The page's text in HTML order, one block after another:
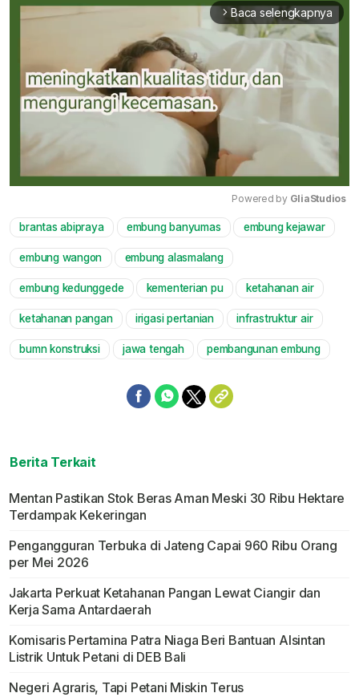
arrow_forward_ios Baca selengkapnya
Mute
Powered by GliaStudios
brantas abipraya embung banyumas embung kejawar
embung wangon embung alasmalang
embung kedunggede kementerian pu ketahanan air
ketahanan pangan irigasi pertanian infrastruktur air
bumn konstruksi jawa tengah pembangunan embung
Berita Terkait
Mentan Pastikan Stok Beras Aman Meski 30 Ribu Hektare
Terdampak Kekeringan
Pengangguran Terbuka di Jateng Capai 960 Ribu Orang
per Mei 2026
Jakarta Perkuat Ketahanan Pangan Lewat Ciangir dan
Kerja Sama Antardaerah
Komisaris Pertamina Patra Niaga Beri Bantuan Alsintan
Listrik Untuk Petani di DEB Bali
Negeri Agraris, Tapi Petani Miskin Terus